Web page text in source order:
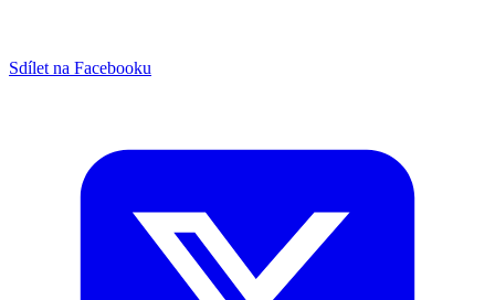
Sdílet na Facebooku